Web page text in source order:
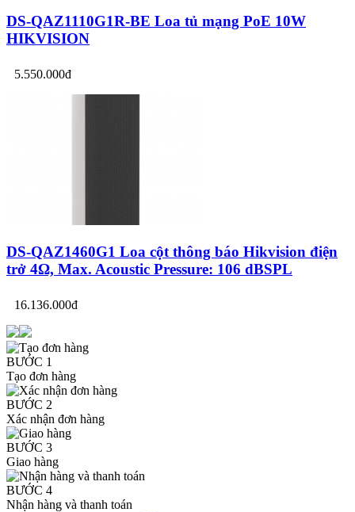
DS-QAZ1110G1R-BE Loa tủ mạng PoE 10W
HIKVISION
5.550.000đ
DS-QAZ1460G1 Loa cột thông báo Hikvision điện
trở 4Ω, Max. Acoustic Pressure: 106 dBSPL
16.136.000đ
BƯỚC 1
Tạo đơn hàng
BƯỚC 2
Xác nhận đơn hàng
BƯỚC 3
Giao hàng
BƯỚC 4
Nhận hàng và thanh toán